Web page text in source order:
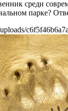
среди
парке?